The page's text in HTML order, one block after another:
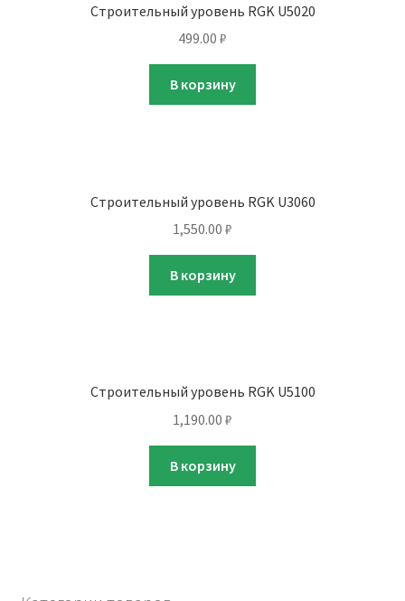
Строительный уровень RGK U5020
499.00 ₽
В корзину
Строительный уровень RGK U3060
1,550.00 ₽
В корзину
Строительный уровень RGK U5100
1,190.00 ₽
В корзину